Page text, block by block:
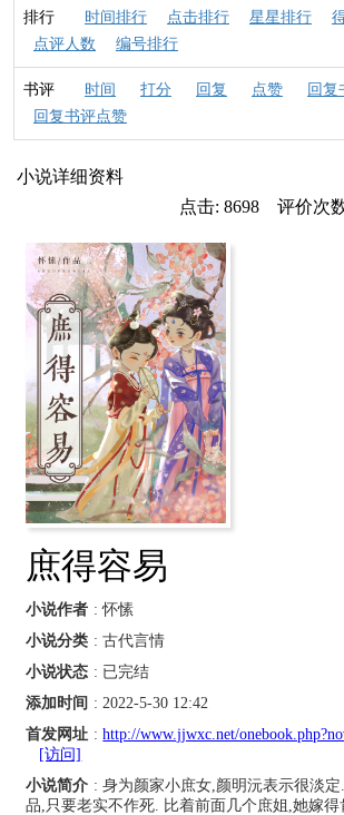
排行 时间排行 点击排行 星星排行
点评人数
编号排行
书评 时间 打分 回复 点赞
回复
回复书评点赞
小说详细资料
点击: 8698 评价
庶得容易
小说作者 : 怀愫
小说分类 : 古代言情
小说状态 : 已完结
添加时间 : 2022-5-30 12:42
首发网址 :http://www.jjwxc.net/
[访问]
小说简介 : 身为颜家小庶女,颜明沅表示很淡定
品,只要老实不作死. 比着前面几个庶姐,她嫁